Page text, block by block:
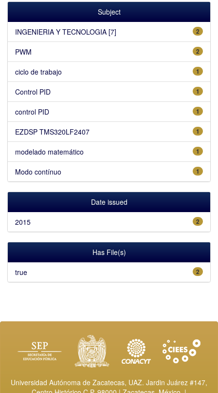
Subject
2
INGENIERIA Y TECNOLOGIA [7]
2
PWM
1
ciclo de trabajo
1
Control PID
1
control PID
1
EZDSP TMS320LF2407
1
modelado matemático
1
Modo contínuo
Date issued
2
2015
Has File(s)
2
true
Universidad Autónoma de Zacatecas, UAZ. Jardin Juárez #147,